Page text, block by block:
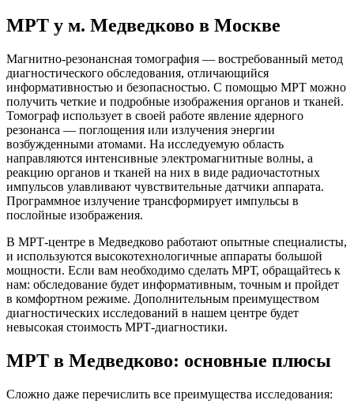
МРТ у м. Медведково в Москве
Магнитно-резонансная томография — востребованный метод
диагностического обследования, отличающийся
информативностью и безопасностью. С помощью МРТ можно
получить четкие и подробные изображения органов и тканей.
Томограф использует в своей работе явление ядерного
резонанса — поглощения или излучения энергии
возбужденными атомами. На исследуемую область
направляются интенсивные электромагнитные волны, а
реакцию органов и тканей на них в виде радиочастотных
импульсов улавливают чувствительные датчики аппарата.
Программное излучение трансформирует импульсы в
послойные изображения.
В МРТ-центре в Медведково работают опытные специалисты,
и используются высокотехнологичные аппараты большой
мощности. Если вам необходимо сделать МРТ, обращайтесь к
нам: обследование будет информативным, точным и пройдет
в комфортном режиме. Дополнительным преимуществом
диагностических исследований в нашем центре будет
невысокая стоимость МРТ-диагностики.
МРТ в Медведково: основные плюсы
Сложно даже перечислить все преимущества исследования: